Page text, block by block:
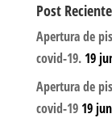
Post
Apertura de
covid-19. 19
Apertura de
covid-19 19